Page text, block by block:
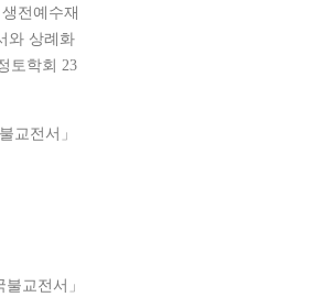
전예수재
와 상례화
토학회 23
교전서」
교전서」